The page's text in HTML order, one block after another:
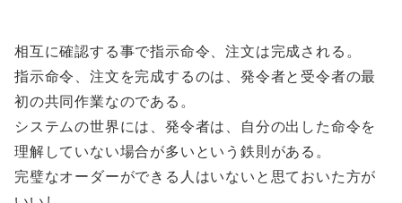
相互に確認する事で指示命令、注文は完成される。
指示命令、注文を完成するのは、発令者と受令者の最
初の共同作業なのである。
システムの世界には、発令者は、自分の出した命令を
理解していない場合が多いという鉄則がある。
完璧なオーダーができる人はいないと思ておいた方が